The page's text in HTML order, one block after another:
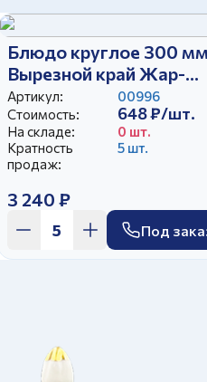
Блюдо круглое 300 мм
Вырезной край Жар-
птица
Артикул:
00996
Стоимость:
648 ₽/шт.
На складе:
0 шт.
Кратность
продаж:
5 шт.
3 240 ₽
Под